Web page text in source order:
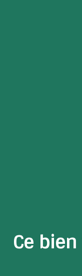
Ce bien